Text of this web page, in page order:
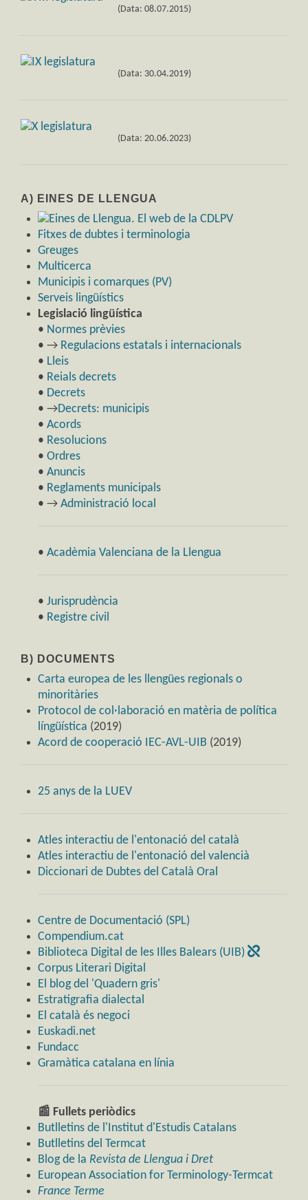
(Data: 08.07.2015)
(Data: 30.04.2019)
(Data: 20.06.2023)
A) EINES DE LLENGUA
Fitxes de dubtes i terminologia
Greuges
Multicerca
Municipis i comarques (PV)
Serveis lingüístics
Legislació lingüística
• Normes prèvies
• → Regulacions estatals i internacionals
• Lleis
• Reials decrets
• Decrets
• →Decrets: municipis
• Acords
• Resolucions
• Ordres
• Anuncis
• Reglaments municipals
• → Administració local
• Acadèmia Valenciana de la Llengua
• Jurisprudència
• Registre civil
B) DOCUMENTS
Carta europea de les llengües regionals o
minoritàries
Protocol de col·laboració en matèria de política
língüística (2019)
Acord de cooperació IEC-AVL-UIB (2019)
25 anys de la LUEV
Atles interactiu de l'entonació del català
Atles interactiu de l'entonació del valencià
Diccionari de Dubtes del Català Oral
Centre de Documentació (SPL)
Compendium.cat
Biblioteca Digital de les Illes Balears (UIB)
Corpus Literari Digital
El blog del 'Quadern gris'
Estratigrafia dialectal
El català és negoci
Euskadi.net
Fundacc
Gramàtica catalana en línia
📰 Fullets periòdics
Butlletins de l'Institut d'Estudis Catalans
Butlletins del Termcat
Blog de la Revista de Llengua i Dret
European Association for Terminology-Termcat
France Terme